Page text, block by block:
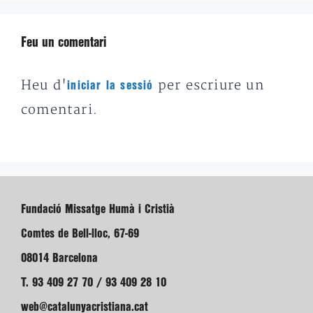
Feu un comentari
Heu d'iniciar la sessió
per escriure un
comentari.
Fundació Missatge Humà i Cristià
Comtes de Bell-lloc, 67-69
08014 Barcelona
T. 93 409 27 70 / 93 409 28 10
web@catalunyacristiana.cat